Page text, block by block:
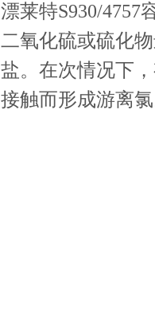
漂莱特S930/4757
二氧化硫或硫化
盐。在次情况下
接触而形成游离氯